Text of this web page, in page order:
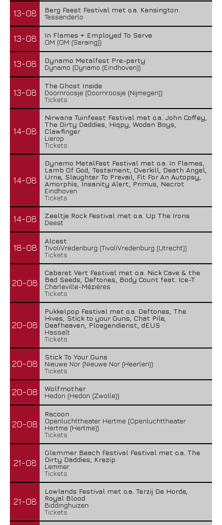
13-08
Berg Feest Festival met o.a. Kensington
Tessenderlo
13-08
In Flames + Employed To Serve
OM (OM (Seraing))
13-08
Dynamo Metalfest Pre-party
Dynamo (Dynamo (Eindhoven))
13-08
The Ghost Inside
Doornroosje (Doornroosje (Nijmegen))
Tickets
14-08
Nirwana Tuinfeest Festival met o.a. John Coffey,
The Dirty Daddies, Hiqpy, Wodan Boys,
Clawfinger
Lierop
Tickets
14-08
Dynamo MetalFest Festival met o.a. In Flames,
Lamb Of God, Testament, Overkill, Death Angel,
Urne, Slaughter To Prevail, Fit For An Autopsy,
Amorphis, Insanity Alert, Primus, Necrot
Eindhoven
Tickets
14-08
Zeeltje Rock Festival met o.a. Up The Irons
Deest
18-08
Alcest
TivoliVredenburg (TivoliVredenburg (Utrecht))
Tickets
20-08
Cabaret Vert Festival met o.a. Nick Cave & the
Bad Seeds, Deftones, Body Count feat. Ice-T
Charleville-Mézières
Tickets
20-08
Pukkelpop Festival met o.a. Deftones, The
Hives, Stick to your Guns, Chat Pile,
Deafheaven, Ploegendienst, dEUS
Hasselt
Tickets
20-08
Stick To Your Guns
Nieuwe Nor (Nieuwe Nor (Heerlen))
Tickets
20-08
Wolfmother
Hedon (Hedon (Zwolle))
20-08
Racoon
Openluchttheater Hertme (Openluchttheater
Hertme (Hertme))
Tickets
21-08
Glemmer Beach Festival Festival met o.a. The
Dirty Daddies, Krezip
Lemmer
Tickets
21-08
Lowlands Festival met o.a. Terzij De Horde,
Royal Blood
Biddinghuizen
Tickets